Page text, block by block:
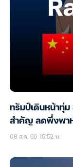
ทรัมป์เดินหน้าทุ่
สำคัญ ลดพึ่งพา
08 ส.ค. 69 15:52 น.